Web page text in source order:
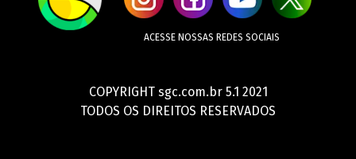
ACESSE NOSSAS REDES SOCIAIS
COPYRIGHT sgc.com.br 5.1 2021
TODOS OS DIREITOS RESERVADOS